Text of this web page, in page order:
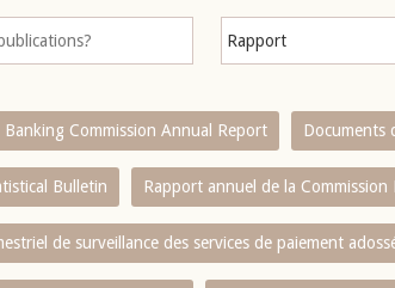
Banking Commission Annual Report Documents
Bulletin Rapport annuel de la Commission
de surveillance des services de paiement